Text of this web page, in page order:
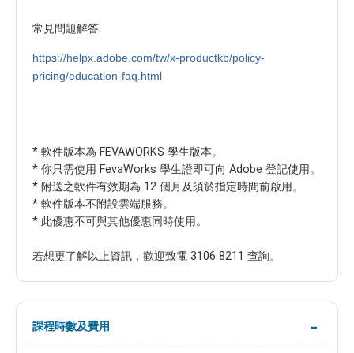
常見問題解答
https://helpx.adobe.com/tw/x-productkb/policy-
pricing/education-faq.html
* 軟件版本為 FEVAWORKS 學生版本。
* 你只需使用 FevaWorks 學生證即可向 Adobe 登記使用。
* 附送之軟件有效期為 12 個月及須於指定時間前啟用。
* 軟件版本不附設雲端服務。
* 此優惠不可與其他優惠同時使用。
若想更了解以上資訊，歡迎致電 3106 8211 查詢。
課程時數及費用